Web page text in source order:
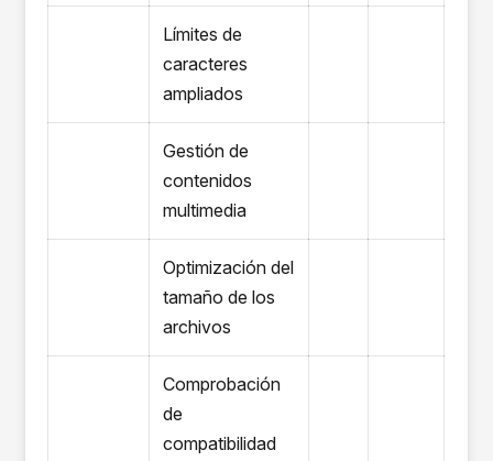
Límites de
caracteres
ampliados
Gestión de
contenidos
multimedia
Optimización del
tamaño de los
archivos
Comprobación
de
compatibilidad